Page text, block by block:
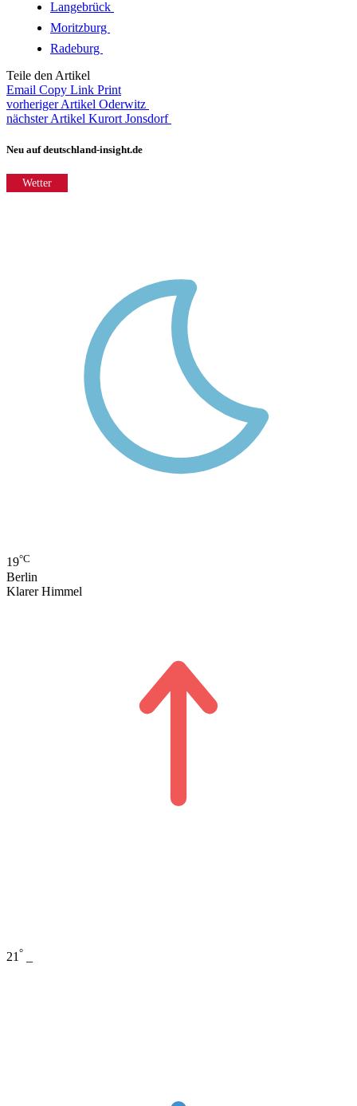
Langebrück
Moritzburg
Radeburg
Teile den Artikel
Email Copy Link Print
vorheriger Artikel Oderwitz
nächster Artikel Kurort Jonsdorf
Neu auf deutschland-insight.de
Wetter
19°C
Berlin
Klarer Himmel
21 °